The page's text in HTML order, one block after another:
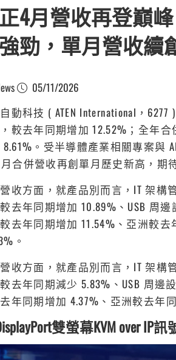
4月營收再登巔
勁，單月營收續
05/11/2026
動科技 ( ATEN International，
較去年同期增加 12.52%；全年
。受半導體產業相關專案與
合併營收再創單月歷史新高，期
收方面，就產品別而言，IT 架構
去年同期增加 10.89%、USB 周
去年同期增加 11.54%、亞洲較
。
收方面，就產品別而言，IT 架構
去年同期減少 5.83%、USB 周
年同期增加 4.37%、亞洲較去年
雙螢幕KVM over IP